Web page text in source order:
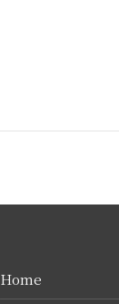
Home